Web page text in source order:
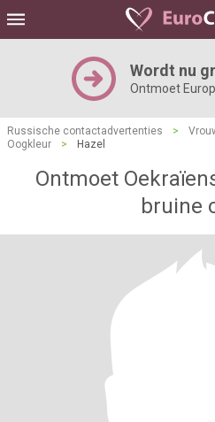
Wordt nu
Ontmoet
Russische contactadvertenties >
Oogkleur
> Hazel
Ontmoet
bruine